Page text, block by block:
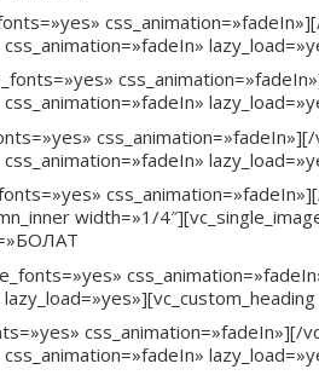
width=»1/
css_animation=»fadeIn»][/